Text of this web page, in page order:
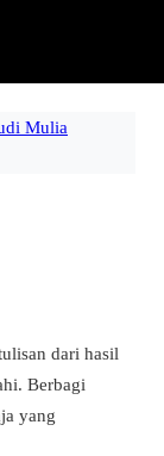
Mulia
dari hasil
Berbagi
yang